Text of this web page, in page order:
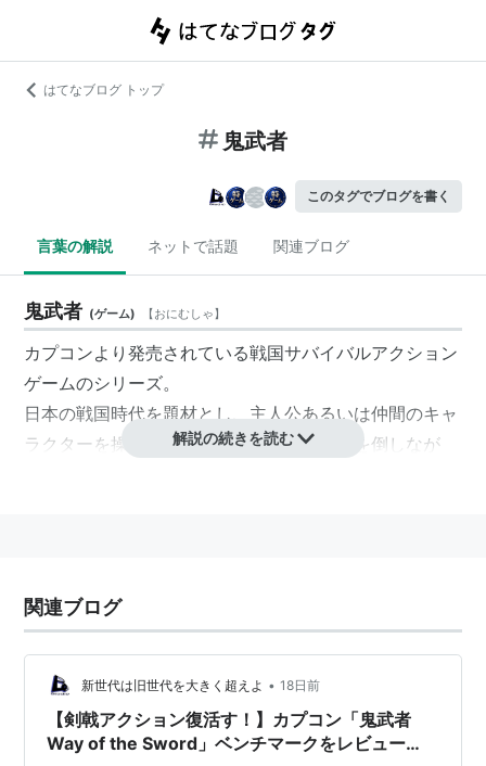
はてなブログ トップ
鬼武者
このタグでブログを書く
言葉の解説 ネットで話題 関連ブログ
鬼武者 (ゲーム) 【おにむしゃ】
カプコンより発売されている戦国サバイバルアクション
ゲームのシリーズ。
日本の戦国時代を題材とし、主人公あるいは仲間のキャ
ラクターを操作して、幻魔と呼ばれる怪物を倒しなが
な効果を発揮することができる。「バッサリ感」がシリ
ーズを通してのキャッチコピーで、タイミングよく攻撃
することによって敵を次々と倒していく爽快感を売りに
している。
「鬼武者」第1作目の主人公である明智左馬介秀満のモ
デルに金城武を起用、リアルなグラフィックで注目を浴
解説の続きを読む
関連ブログ
新世代は旧世代を大きく超えよ • 18日前
【剣戟アクション復活す！】カプコン「鬼武者
Way of the Sword」ベンチマークをレビュー